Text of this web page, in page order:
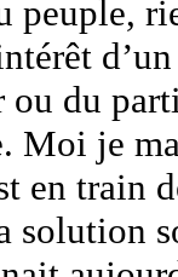
peuple,
du
Moi je
en train